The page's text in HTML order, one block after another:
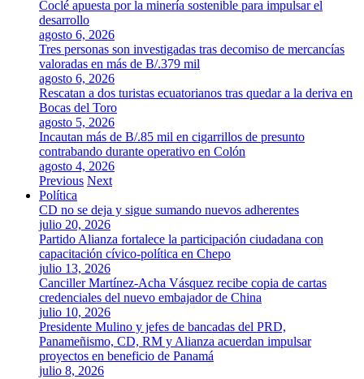
Coclé apuesta por la minería sostenible para impulsar el
desarrollo
agosto 6, 2026
Tres personas son investigadas tras decomiso de mercancías
valoradas en más de B/.379 mil
agosto 6, 2026
Rescatan a dos turistas ecuatorianos tras quedar a la deriva en
Bocas del Toro
agosto 5, 2026
Incautan más de B/.85 mil en cigarrillos de presunto
contrabando durante operativo en Colón
agosto 4, 2026
Previous Next
Política
CD no se deja y sigue sumando nuevos adherentes
julio 20, 2026
Partido Alianza fortalece la participación ciudadana con
capacitación cívico-política en Chepo
julio 13, 2026
Canciller Martínez-Acha Vásquez recibe copia de cartas
credenciales del nuevo embajador de China
julio 10, 2026
Presidente Mulino y jefes de bancadas del PRD,
Panameñismo, CD, RM y Alianza acuerdan impulsar
proyectos en beneficio de Panamá
julio 8, 2026